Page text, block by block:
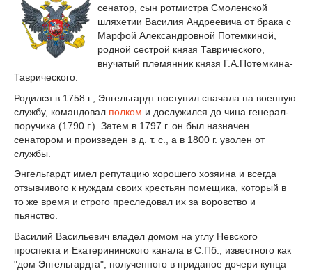
сенатор, сын ротмистра Смоленской
шляхетии Василия Андреевича от брака с
Марфой Александровной Потемкиной,
родной сестрой князя Таврического,
внучатый племянник князя Г.А.Потемкина-
Таврического.
Родился в 1758 г., Энгельгардт поступил сначала на военную
службу, командовал полком и дослужился до чина генерал-
поручика (1790 г.). Затем в 1797 г. он был назначен
сенатором и произведен в д. т. с., а в 1800 г. уволен от
службы.
Энгельгардт имел репутацию хорошего хозяина и всегда
отзывчивого к нуждам своих крестьян помещика, который в
то же время и строго преследовал их за воровство и
пьянство.
Василий Васильевич владел домом на углу Невского
проспекта и Екатерининского канала в С.Пб., известного как
"дом Энгельгардта", полученного в приданое дочери купца